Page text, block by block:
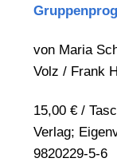
von Maria
Volz / Frank
15,00 € /
Verlag;
9820229-5-6